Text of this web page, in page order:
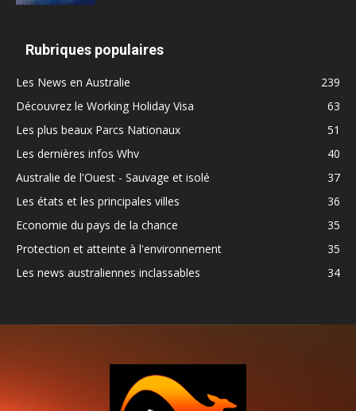
Rubriques populaires
Les News en Australie
239
Découvrez le Working Holiday Visa
63
Les plus beaux Parcs Nationaux
51
Les dernières infos Whv
40
Australie de l'Ouest - Sauvage et isolé
37
Les états et les principales villes
36
Economie du pays de la chance
35
Protection et atteinte à l'environnement
35
Les news australiennes inclassables
34